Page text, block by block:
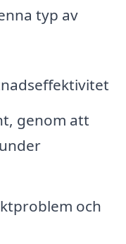
typ av
genom att
och